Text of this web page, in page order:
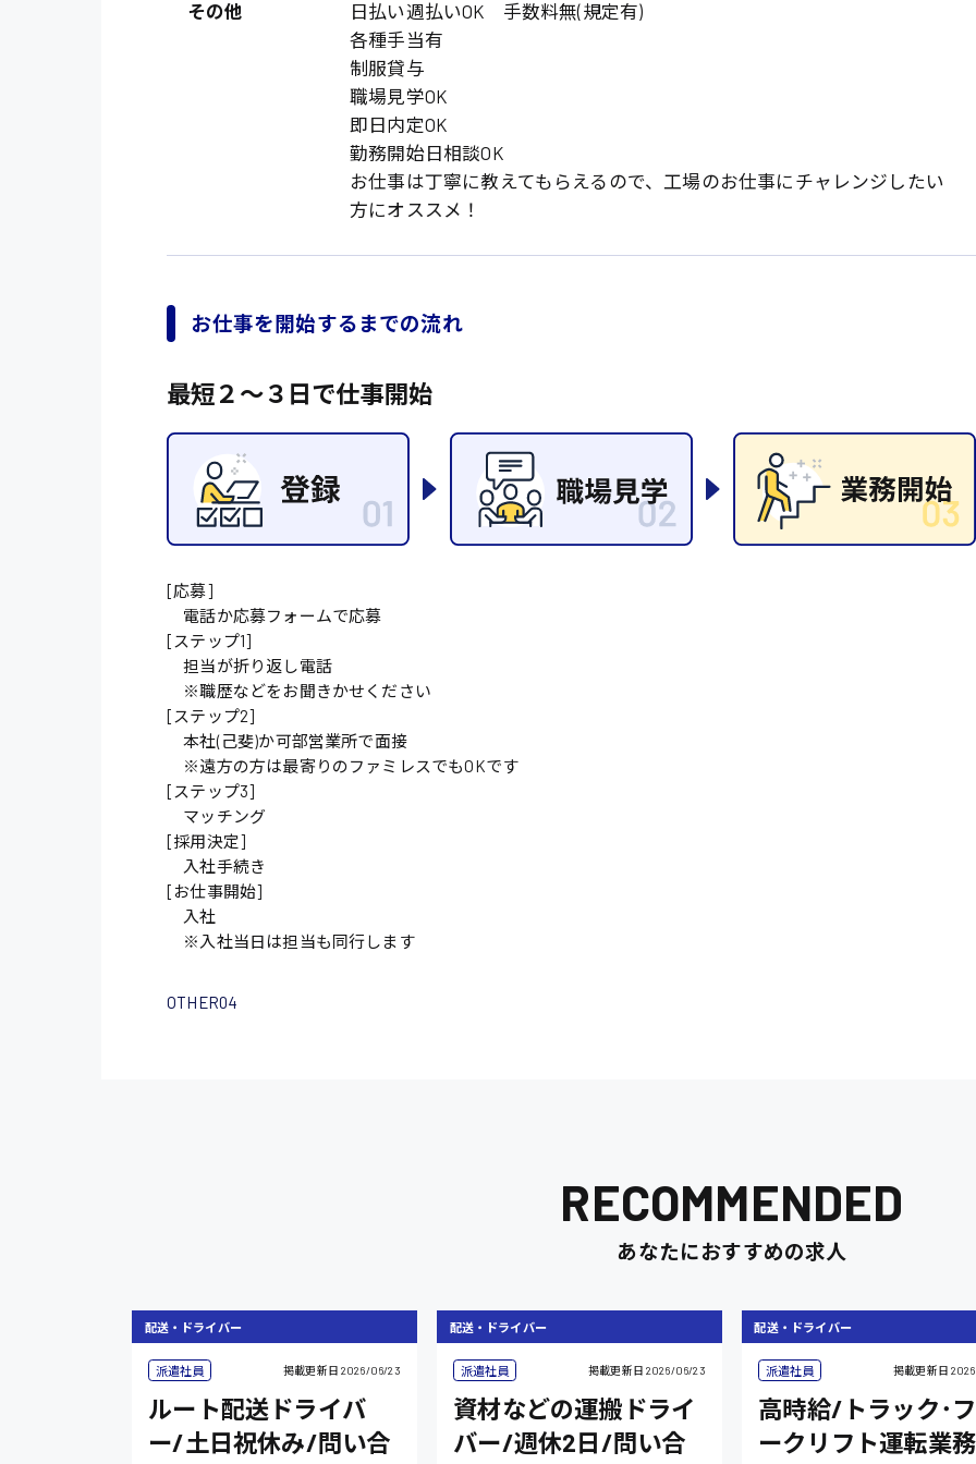
貿易事務
総務事務
医療事務
IT・クリエイティブ系
販売・サービス・フード系
接客
ラウンダー営業 ルート営業
その他の専門職
施設管理・整備 施工管理
福岡県 岡山県
熊本県
愛知県
千葉県
鳥取県
時給1300円〜
時給1400円〜
その他
日払い週払いOK 手数料無(規定有)
各種手当有
制服貸与
職場見学OK
即日内定OK
勤務開始日相談OK
お仕事は丁寧に教えてもらえるので、工場のお仕事にチャレンジしたい
方にオススメ！
お仕事を開始するまでの流れ
最短２〜３日で仕事開始
[応募]
電話か応募フォームで応募
[ステップ1]
担当が折り返し電話
※職歴などをお聞きかせください
[ステップ2]
本社(己斐)か可部営業所で面接
※遠方の方は最寄りのファミレスでもOKです
[ステップ3]
マッチング
[採用決定]
入社手続き
[お仕事開始]
入社
※入社当日は担当も同行します
OTHER04
RECOMMENDED
あなたにおすすめの求人
配送・ドライバー
派遣社員 掲載更新日 2026/06/23
ルート配送ドライバ
ー/土日祝休み/問い合
配送・ドライバー
派遣社員 掲載更新日 2026/06/23
資材などの運搬ドライ
バー/週休2日/問い合
配送・ドライバー
派遣社員 掲載更新日
高時給/トラック･
ークリフト運転業